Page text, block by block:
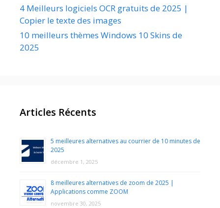
4 Meilleurs logiciels OCR gratuits de 2025 |
Copier le texte des images
10 meilleurs thèmes Windows 10 Skins de
2025
Articles Récents
5 meilleures alternatives au courrier de 10 minutes de
2025
décembre 1, 2025
8 meilleures alternatives de zoom de 2025 |
Applications comme ZOOM
novembre 30, 2025